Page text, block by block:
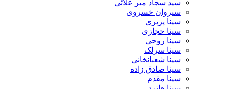
سید سجاد میر علائی
سیروان خسروی
سینا پرپری
سینا حجازی
سینا روحی
سینا سرلک
سینا شعبانخانی
سینا صادق زاده
سینا مقدم